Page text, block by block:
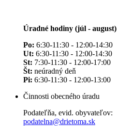
Úradné hodiny (júl - august)
Po: 6:30-11:30 - 12:00-14:30
Ut: 6:30-11:30 - 12:00-14:30
St: 7:30-11:30 - 12:00-17:00
Št: neúradný deň
Pi: 6:30-11:30 - 12:00-13:00
Činnosti obecného úradu
Podateľňa, evid. obyvateľov:
podatelna@drietoma.sk